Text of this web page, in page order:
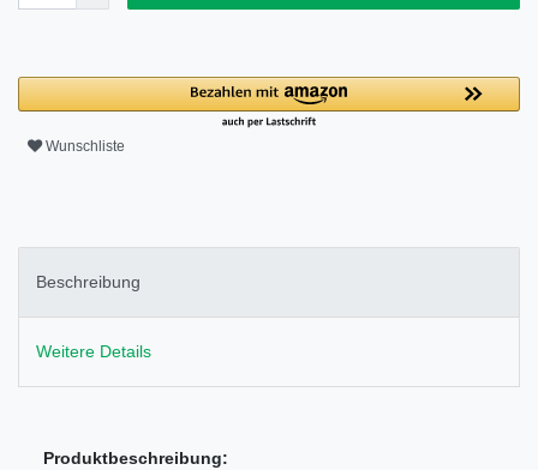
Wunschliste
Beschreibung
Weitere Details
Produktbeschreibung: